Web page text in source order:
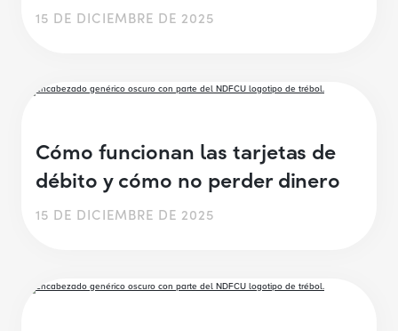
15 DE DICIEMBRE DE 2025
Cómo funcionan las tarjetas de
débito y cómo no perder dinero
15 DE DICIEMBRE DE 2025